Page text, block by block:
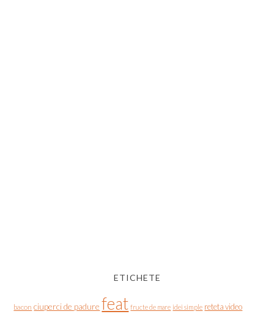
ETICHETE
bacon ciuperci de padure feat fructe de mare idei simple reteta video